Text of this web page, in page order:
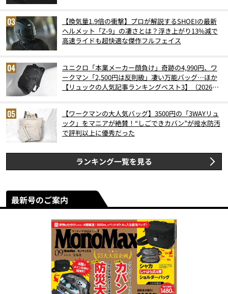
【換気量1.9倍の衝撃】プロが解説するSHOEIの最新
ヘルメット「Z-9」の凄さとは？浮き上がり13%減で
高速ライドも超快適な傑作フルフェイス
ユニクロ「本業メーカー顔負け」奇跡の4,990円、ワ
ークマン「2,500円は反則級」凄い万能バッグ…ほか
【リュックの人気記事ランキングベスト3】（2026年
【ワークマンの大人気バッグ】3500円の「3WAYリュ
ック」をマニアが絶賛！“しごできカバン”が撥水防汚
で評判以上に優秀だった
ランキング一覧を見る
最新号のご案内